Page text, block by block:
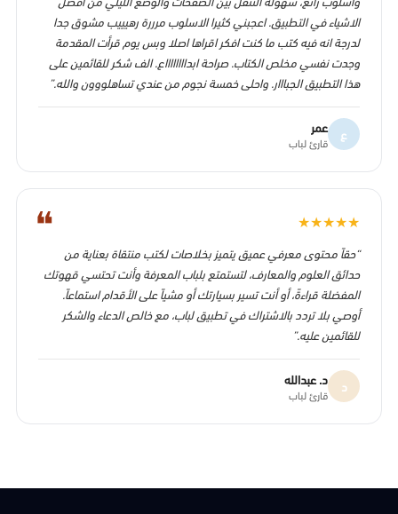
الاشياء في التطبيق. اعجبني كثيرا الاسلوب مرررة رهيييب مشوق جدا
لدرجة انه فيه كتب ما كنت افكر اقراها اصلا وبس يوم قرأت المقدمة
وجدت نفسي مخلص الكتاب. صراحة ابدااااااااع. الف شكر للقائمين على
هذا التطبيق الجبااار. واحلى خمسة نجوم من عندي تساهلووون والله.”
ع عمر
قارئ لباب
❝ ★
★
★
★
★
“حقاً محتوى معرفي عميق يتميز بخلاصات لكتب منتقاة بعناية من
حدائق العلوم والمعارف، لتستمتع بلباب المعرفة وأنت تحتسي قهوتك
المفضلة قراءةً، أو أنت تسير بسيارتك أو مشياً على الأقدام استماعاً.
أوصي بلا تردد بالاشتراك في تطبيق لباب، مع خالص الدعاء والشكر
للقائمين عليه.”
د د. عبدالله
قارئ لباب